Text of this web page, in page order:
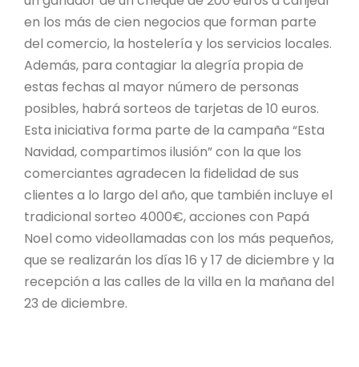
en los más de cien negocios que forman parte
del comercio, la hostelería y los servicios locales.
Además, para contagiar la alegría propia de
estas fechas al mayor número de personas
posibles, habrá sorteos de tarjetas de 10 euros.
Esta iniciativa forma parte de la campaña “Esta
Navidad, compartimos ilusión” con la que los
comerciantes agradecen la fidelidad de sus
clientes a lo largo del año, que también incluye el
tradicional sorteo 4000€, acciones con Papá
Noel como videollamadas con los más pequeños,
que se realizarán los días 16 y 17 de diciembre y la
recepción a las calles de la villa en la mañana del
23 de diciembre.